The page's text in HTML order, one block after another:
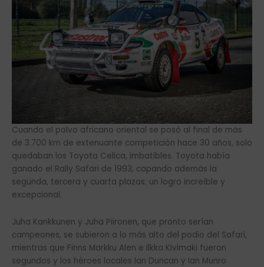
Cuando el polvo africano oriental se posó al final de más
de 3.700 km de extenuante competición hace 30 años, solo
quedaban los Toyota Celica, imbatibles. Toyota había
ganado el Rally Safari de 1993, copando además la
segunda, tercera y cuarta plazas; un logro increíble y
excepcional.
Juha Kankkunen y Juha Piironen, que pronto serían
campeones, se subieron a lo más alto del podio del Safari,
mientras que Finns Markku Alen e Ilkka Kivimaki fueron
segundos y los héroes locales Ian Duncan y Ian Munro